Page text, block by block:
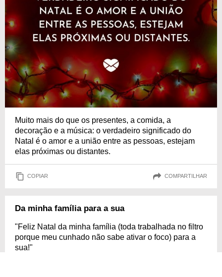
Muito mais do que os presentes, a comida, a
decoração e a música: o verdadeiro significado do
Natal é o amor e a união entre as pessoas, estejam
elas próximas ou distantes.
COPIAR COMPARTILHAR
Da minha família para a sua
"Feliz Natal da minha família (toda trabalhada no filtro
porque meu cunhado não sabe ativar o foco) para a
sua!"